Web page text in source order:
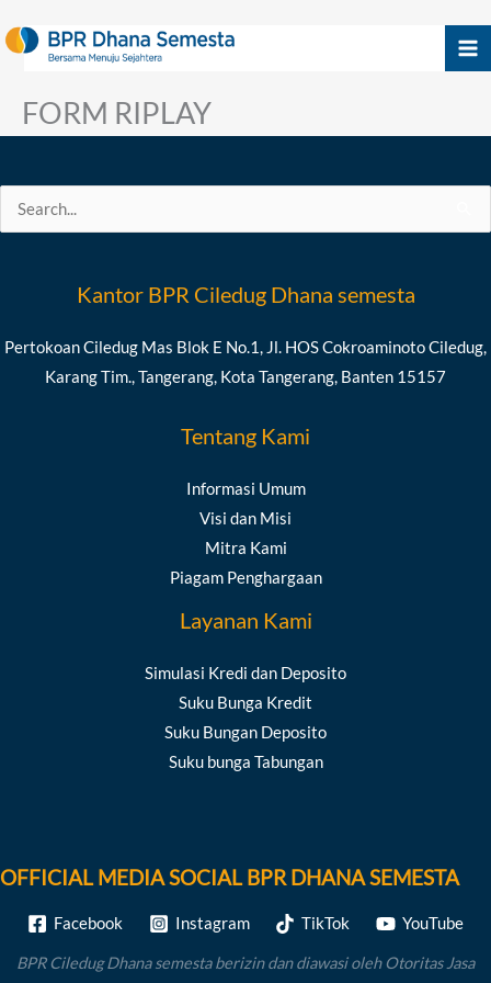
Skip
FORM RIPLAY
Search
Kantor BPR Ciledug Dhana semesta
Pertokoan Ciledug Mas Blok E No.1, Jl. HOS Cokroaminoto Ciledug,
Karang Tim., Tangerang, Kota Tangerang, Banten 15157
Tentang Kami
Informasi Umum
Visi dan Misi
Mitra Kami
Piagam Penghargaan
Layanan Kami
Simulasi Kredi dan Deposito
Suku Bunga Kredit
Suku Bungan Deposito
Suku bunga Tabungan
OFFICIAL MEDIA SOCIAL BPR DHANA SEMESTA
Facebook Instagram TikTok YouTube
BPR Ciledug Dhana semesta berizin dan diawasi oleh Otoritas Jasa